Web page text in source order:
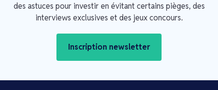
des astuces pour investir en évitant certains pièges, des
interviews exclusives et des jeux concours.
Inscription newsletter